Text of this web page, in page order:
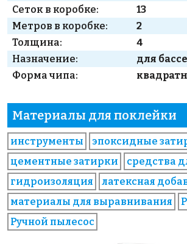
Сеток в коробке:
13
Метров в коробке:
2
Толщина:
4
Назначение:
для
Форма чипа:
Материалы для поклейки
инструменты эпоксидные
цементные затирки
средства
гидроизоляция
латексная
материалы для выравнивания
Ручной пылесос